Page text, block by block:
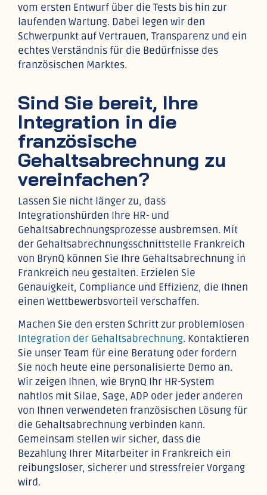
vom ersten Entwurf über die Tests bis hin zur
laufenden Wartung. Dabei legen wir den
Schwerpunkt auf Vertrauen, Transparenz und ein
echtes Verständnis für die Bedürfnisse des
französischen Marktes.
Sind Sie bereit, Ihre
Integration in die
französische
Gehaltsabrechnung zu
vereinfachen?
Lassen Sie nicht länger zu, dass
Integrationshürden Ihre HR- und
Gehaltsabrechnungsprozesse ausbremsen. Mit
der Gehaltsabrechnungsschnittstelle Frankreich
von BrynQ können Sie Ihre Gehaltsabrechnung in
Frankreich neu gestalten. Erzielen Sie
Genauigkeit, Compliance und Effizienz, die Ihnen
einen Wettbewerbsvorteil verschaffen.
Machen Sie den ersten Schritt zur problemlosen
Integration der Gehaltsabrechnung. Kontaktieren
Sie unser Team für eine Beratung oder fordern
Sie noch heute eine personalisierte Demo an.
Wir zeigen Ihnen, wie BrynQ Ihr HR-System
nahtlos mit Silae, Sage, ADP oder jeder anderen
von Ihnen verwendeten französischen Lösung für
die Gehaltsabrechnung verbinden kann.
Gemeinsam stellen wir sicher, dass die
Bezahlung Ihrer Mitarbeiter in Frankreich ein
reibungsloser, sicherer und stressfreier Vorgang
wird.